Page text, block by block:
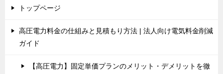
トップページ
高圧電力料金の仕組みと見積もり方法 | 法人向け電気料金削減
ガイド
【高圧電力】固定単価プランのメリット・デメリットを徹